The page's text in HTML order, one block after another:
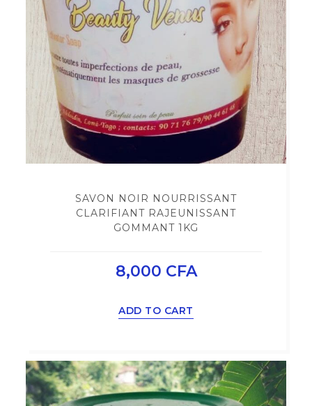
SAVON NOIR NOURRISSANT
CLARIFIANT RAJEUNISSANT
GOMMANT 1KG
8,000 CFA
ADD TO CART